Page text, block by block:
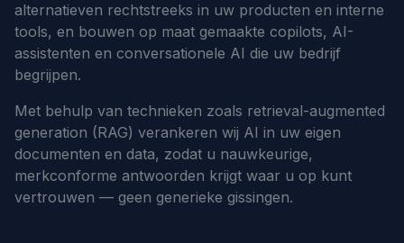
alternatieven rechtstreeks in uw producten en interne
tools, en bouwen op maat gemaakte copilots, AI-
assistenten en conversationele AI die uw bedrijf
begrijpen.
Met behulp van technieken zoals retrieval-augmented
generation (RAG) verankeren wij AI in uw eigen
documenten en data, zodat u nauwkeurige,
merkconforme antwoorden krijgt waar u op kunt
vertrouwen — geen generieke gissingen.